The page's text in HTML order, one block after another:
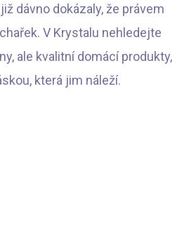
dávno dokázaly, že právem
V Krystalu nehledejte
ale kvalitní domácí produkty,
která jim náleží.